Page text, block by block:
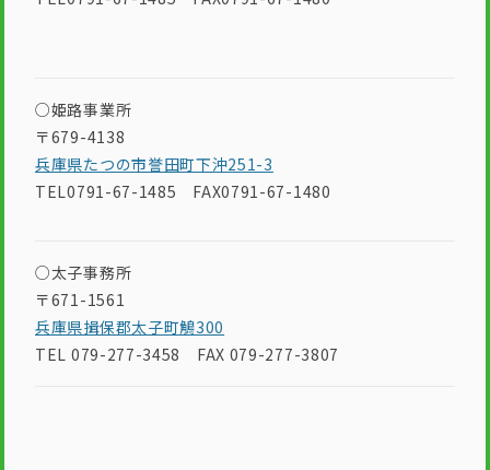
○姫路事業所
〒679-4138
兵庫県たつの市誉田町下沖251-3
TEL0791-67-1485 FAX0791-67-1480
○太子事務所
〒671-1561
兵庫県揖保郡太子町鵤300
TEL 079-277-3458 FAX 079-277-3807